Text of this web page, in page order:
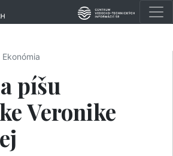
Ekonómia
píšu
Veronike